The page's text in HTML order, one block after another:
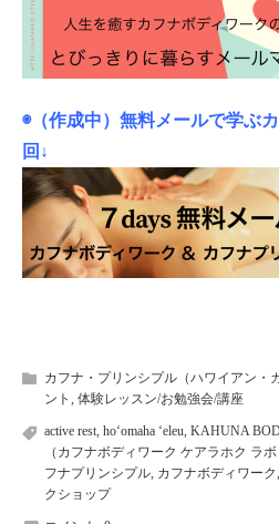
◉（作成中）無料メールで学ぶ
回↓
カフナ・プリンシプル（ハワイアン・
ント
体験レッスン/お勉強会/講座
active rest hoʻomaha ʻeleu KAHUNA
（カフナボディワーク ケアラホク ラボ
フナプリンシプル カフナボディワーク
クショップ